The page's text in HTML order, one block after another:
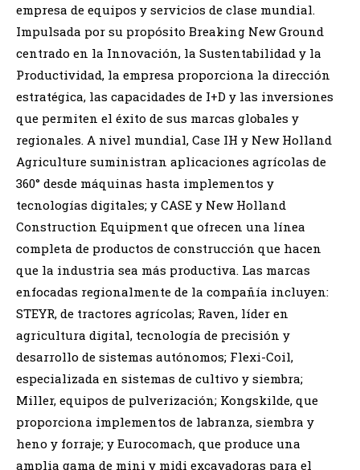
empresa de equipos y servicios de clase mundial.
Impulsada por su propósito Breaking New Ground
centrado en la Innovación, la Sustentabilidad y la
Productividad, la empresa proporciona la dirección
estratégica, las capacidades de I+D y las inversiones
que permiten el éxito de sus marcas globales y
regionales. A nivel mundial, Case IH y New Holland
Agriculture suministran aplicaciones agrícolas de
360° desde máquinas hasta implementos y
tecnologías digitales; y CASE y New Holland
Construction Equipment que ofrecen una línea
completa de productos de construcción que hacen
que la industria sea más productiva. Las marcas
enfocadas regionalmente de la compañía incluyen:
STEYR, de tractores agrícolas; Raven, líder en
agricultura digital, tecnología de precisión y
desarrollo de sistemas autónomos; Flexi-Coil,
especializada en sistemas de cultivo y siembra;
Miller, equipos de pulverización; Kongskilde, que
proporciona implementos de labranza, siembra y
heno y forraje; y Eurocomach, que produce una
amplia gama de mini y midi excavadoras para el